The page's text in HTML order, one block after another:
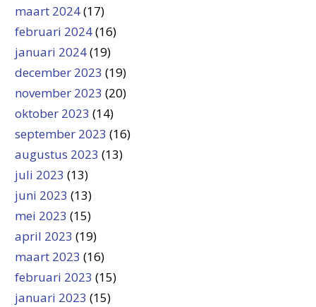
maart 2024(17)
februari 2024(16)
januari 2024(19)
december 2023 (19)
november 2023 (20)
oktober 2023 (14)
september 2023 (16)
augustus 2023 (13)
juli 2023 (13)
juni 2023 (13)
mei 2023 (15)
april 2023 (19)
maart 2023 (16)
februari 2023 (15)
januari 2023 (15)